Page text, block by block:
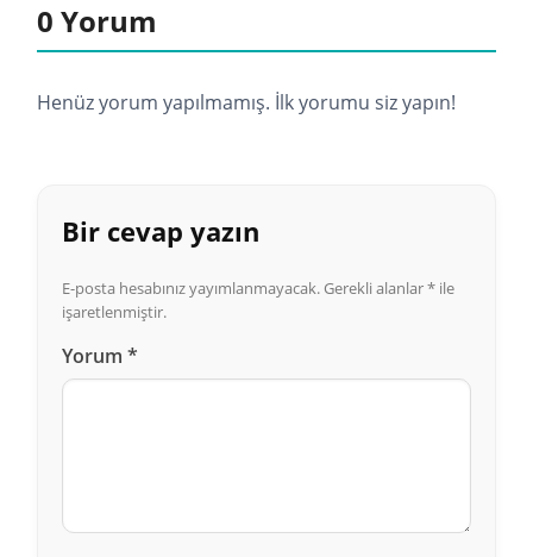
0 Yorum
Henüz yorum yapılmamış. İlk yorumu siz yapın!
Bir cevap yazın
E-posta hesabınız yayımlanmayacak.Gerekli alanlar* ile
işaretlenmiştir.
Yorum *